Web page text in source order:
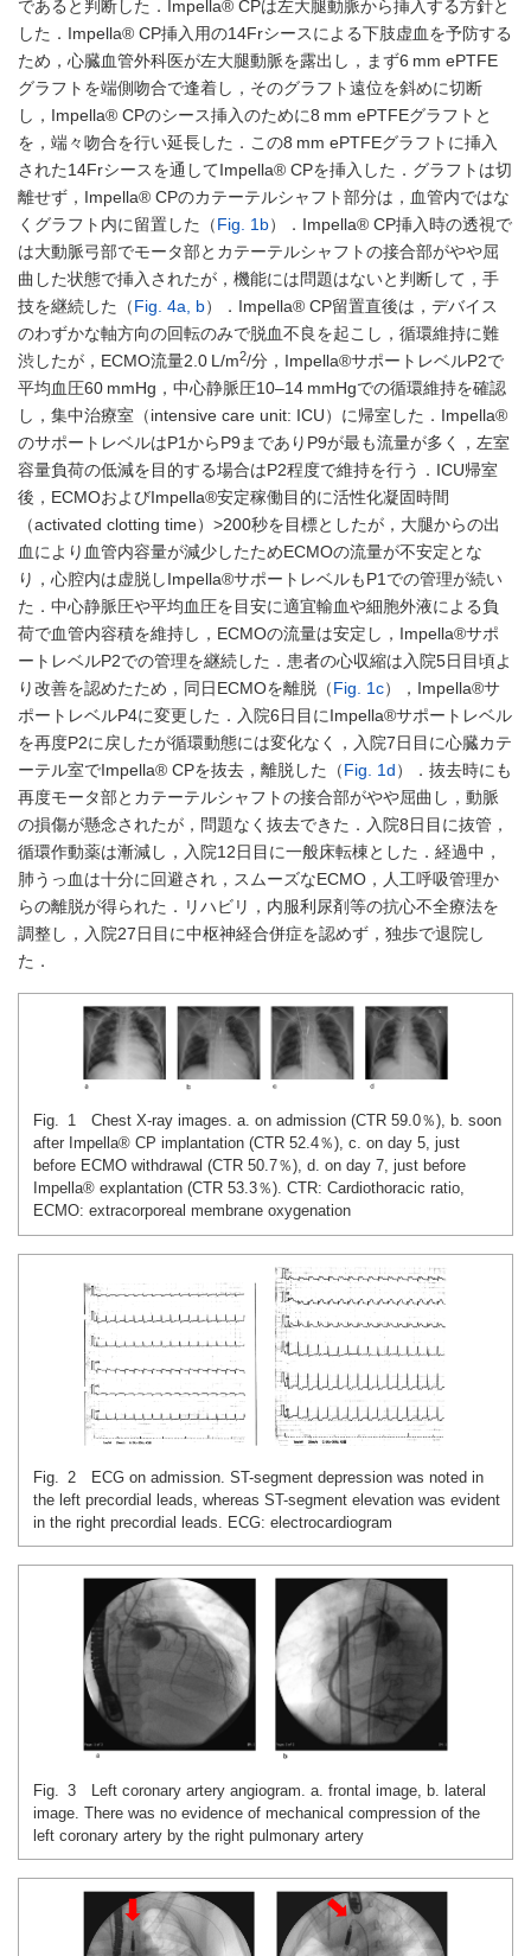
であると判断した．Impella® CPは左大腿動脈から挿入する方針と
した．Impella® CP挿入用の14Frシースによる下肢虚血を予防する
ため，心臓血管外科医が左大腿動脈を露出し，まず6 mm ePTFE
グラフトを端側吻合で逢着し，そのグラフト遠位を斜めに切断
し，Impella® CPのシース挿入のために8 mm ePTFEグラフトと
を，端々吻合を行い延長した．この8 mm ePTFEグラフトに挿入
された14Frシースを通してImpella® CPを挿入した．グラフトは切
離せず，Impella® CPのカテーテルシャフト部分は，血管内ではな
くグラフト内に留置した（Fig. 1b）．Impella® CP挿入時の透視で
は大動脈弓部でモータ部とカテーテルシャフトの接合部がやや屈
曲した状態で挿入されたが，機能には問題はないと判断して，手
技を継続した（Fig. 4a, b）．Impella® CP留置直後は，デバイス
のわずかな軸方向の回転のみで脱血不良を起こし，循環維持に難
渋したが，ECMO流量2.0 L/m2/分，Impella®サポートレベルP2で
平均血圧60 mmHg，中心静脈圧10–14 mmHgでの循環維持を確認
し，集中治療室（intensive care unit: ICU）に帰室した．Impella®
のサポートレベルはP1からP9までありP9が最も流量が多く，左室
容量負荷の低減を目的する場合はP2程度で維持を行う．ICU帰室
後，ECMOおよびImpella®安定稼働目的に活性化凝固時間
（activated clotting time）>200秒を目標としたが，大腿からの出
血により血管内容量が減少したためECMOの流量が不安定とな
り，心腔内は虚脱しImpella®サポートレベルもP1での管理が続い
た．中心静脈圧や平均血圧を目安に適宜輸血や細胞外液による負
荷で血管内容積を維持し，ECMOの流量は安定し，Impella®サポ
ートレベルP2での管理を継続した．患者の心収縮は入院5日目頃よ
り改善を認めたため，同日ECMOを離脱（Fig. 1c），Impella®サ
ポートレベルP4に変更した．入院6日目にImpella®サポートレベル
を再度P2に戻したが循環動態には変化なく，入院7日目に心臓カテ
ーテル室でImpella® CPを抜去，離脱した（Fig. 1d）．抜去時にも
再度モータ部とカテーテルシャフトの接合部がやや屈曲し，動脈
の損傷が懸念されたが，問題なく抜去できた．入院8日目に抜管，
循環作動薬は漸減し，入院12日目に一般床転棟とした．経過中，
肺うっ血は十分に回避され，スムーズなECMO，人工呼吸管理か
らの離脱が得られた．リハビリ，内服利尿剤等の抗心不全療法を
調整し，入院27日目に中枢神経合併症を認めず，独歩で退院し
た．
Fig. 1 Chest X-ray images. a. on admission (CTR 59.0％), b. soon
after Impella® CP implantation (CTR 52.4％), c. on day 5, just
before ECMO withdrawal (CTR 50.7％), d. on day 7, just before
Impella® explantation (CTR 53.3％). CTR: Cardiothoracic ratio,
ECMO: extracorporeal membrane oxygenation
Fig. 2 ECG on admission. ST-segment depression was noted in
the left precordial leads, whereas ST-segment elevation was evident
in the right precordial leads. ECG: electrocardiogram
Fig. 3 Left coronary artery angiogram. a. frontal image, b. lateral
image. There was no evidence of mechanical compression of the
left coronary artery by the right pulmonary artery